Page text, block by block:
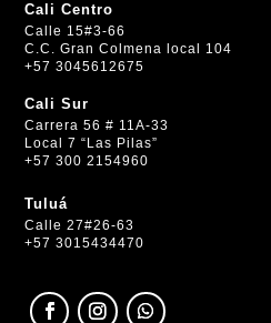
Cali Centro
Calle 15#3-66
C.C. Gran Colmena local 104
+57 3045612675
Cali Sur
Carrera 56 # 11A-33
Local 7 “Las Pilas”
+57 300 2154960
Tuluá
Calle 27#26-63
+57 3015434470